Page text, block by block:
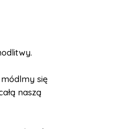
się
naszą